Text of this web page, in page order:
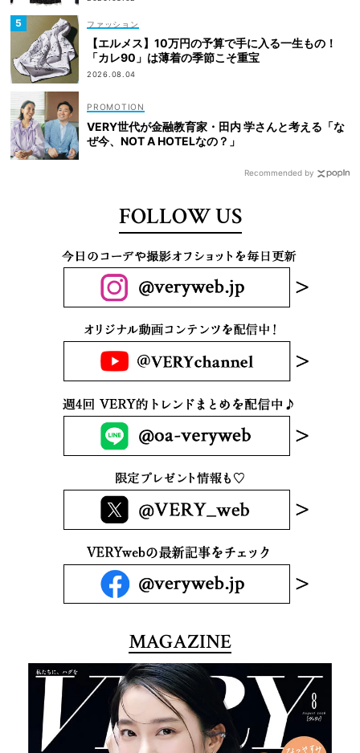
ファッション
【エルメス】10万円の予算で手に入る一生もの！
「カレ90」は薄着の季節こそ重宝
2026.08.04
VERY世代が金融教育家・田内 学さんと考える「な
ぜ今、NOT A HOTELなの？」
Recommended by
FOLLOW US
MAGAZINE